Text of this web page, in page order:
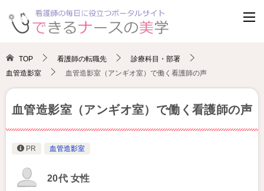
TOP 看護師の転職先
診療科目・部署
血管造影室
血管造影室（アンギオ室）で働く看護師の声
血管造影室（アンギオ室）で働く看護師の声
PR 血管造影室
20代 女性